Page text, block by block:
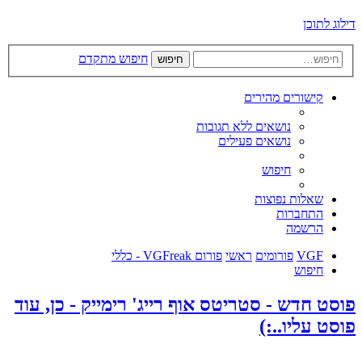
דילוג לתוכן
חיפוש חיפוש מתקדם
קישורים מהירים
נושאים ללא תגובות
נושאים פעילים
חיפוש
שאלות נפוצות
התחברות
הרשמה
VGF פורומים ראשי פורום VGFreak - כללי
חיפוש
פוסט חדש - סטריטס אוף רייג' רימייק - כן, עוד
פוסט עליו..:)